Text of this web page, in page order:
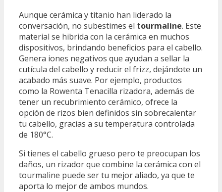
Aunque cerámica y titanio han liderado la
conversación, no subestimes el tourmaline. Este
material se hibrida con la cerámica en muchos
dispositivos, brindando beneficios para el cabello.
Genera iones negativos que ayudan a sellar la
cutícula del cabello y reducir el frizz, dejándote un
acabado más suave. Por ejemplo, productos
como la Rowenta Tenacilla rizadora, además de
tener un recubrimiento cerámico, ofrece la
opción de rizos bien definidos sin sobrecalentar
tu cabello, gracias a su temperatura controlada
de 180°C.
Si tienes el cabello grueso pero te preocupan los
daños, un rizador que combine la cerámica con el
tourmaline puede ser tu mejor aliado, ya que te
aporta lo mejor de ambos mundos.